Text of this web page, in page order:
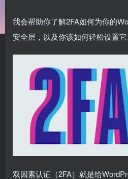
我会帮助你了解2FA如何为你的
安全层，以及你该如何轻松设置它
双因素认证（2FA）就是给